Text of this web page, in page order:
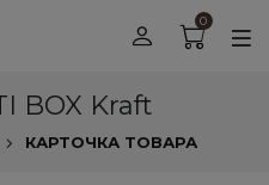
0
BOX Kraft
КАРТОЧКА ТОВАРА